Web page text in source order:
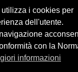
da Pubblica
i cookies per
dell'utente.
con la
informazioni